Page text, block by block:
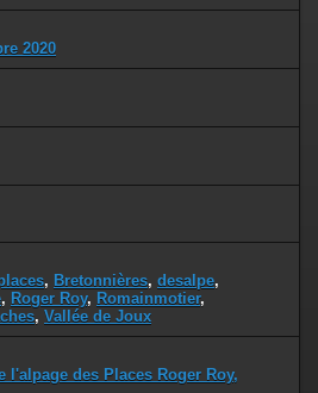
2020
, Bretonnières, desalpe,
, Roger Roy, Romainmotier,
, Vallée de Joux
l'alpage des Places Roger Roy,